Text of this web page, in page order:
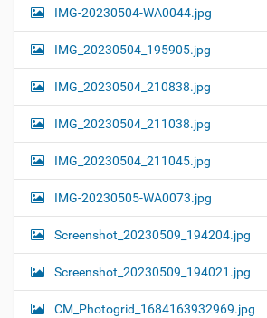
IMG-20230504-WA0044.jpg
IMG_20230504_195905.jpg
IMG_20230504_210838.jpg
IMG_20230504_211038.jpg
IMG_20230504_211045.jpg
IMG-20230505-WA0073.jpg
Screenshot_20230509_194204.jpg
Screenshot_20230509_194021.jpg
CM_Photogrid_1684163932969.jpg